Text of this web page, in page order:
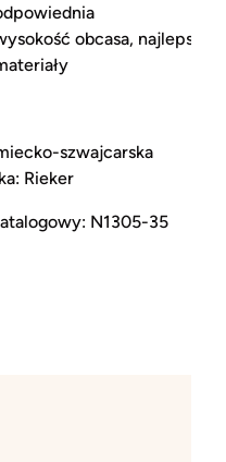
obcasa, najlepsze
szwajcarska
Rieker
N1305-35